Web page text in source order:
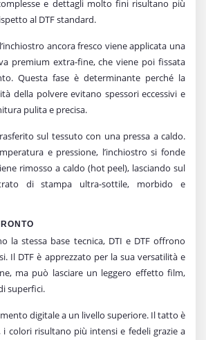
e dettagli molto fini risultano più
al DTF standard.
ancora fresco viene applicata una
premium extra-fine, che viene poi fissata
Questa fase è determinante perché la
della polvere evitano spessori eccessivi e
pulita e precisa.
sul tessuto con una pressa a caldo.
e pressione, l’inchiostro si fonde
rimosso a caldo (hot peel), lasciando sul
di stampa ultra-sottile, morbido e
la stessa base tecnica, DTI e DTF offrono
Il DTF è apprezzato per la sua versatilità e
ma può lasciare un leggero effetto film,
superfici.
digitale a un livello superiore. Il tatto è
colori risultano più intensi e fedeli grazie a